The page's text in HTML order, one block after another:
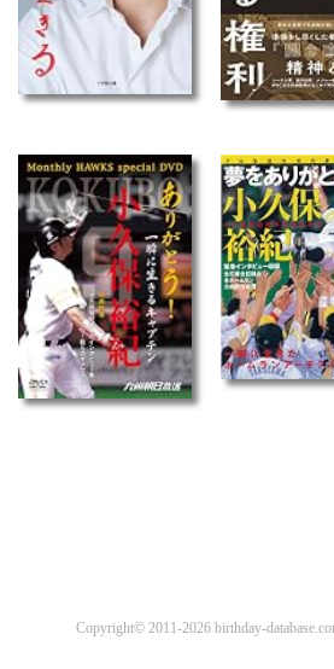
Copyright© 2011-2026 birthday-